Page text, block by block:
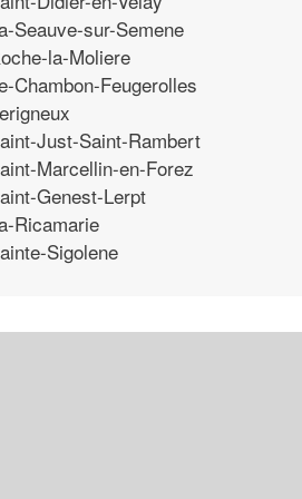
Seauve-sur-Semene
la-Moliere
Chambon-Feugerolles
Just-Saint-Rambert
Marcellin-en-Forez
Genest-Lerpt
Ricamarie
Sigolene